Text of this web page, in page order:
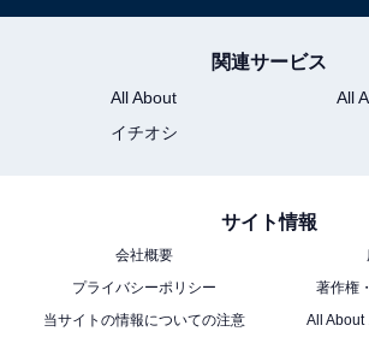
SwitchBot「スイッチ」
関連サービス
All About
All
イチオシ
サイト情報
会社概要
プライバシーポリシー
著作権
当サイトの情報についての注意
All About